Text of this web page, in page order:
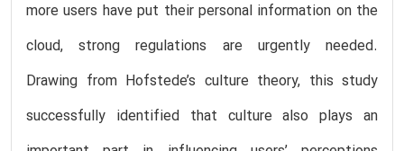
more users have put their personal information on the
cloud, strong regulations are urgently needed.
Drawing from Hofstede’s culture theory, this study
successfully identified that culture also plays an